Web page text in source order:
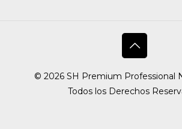
© 2026 SH Premium Professional
Todos los Derechos